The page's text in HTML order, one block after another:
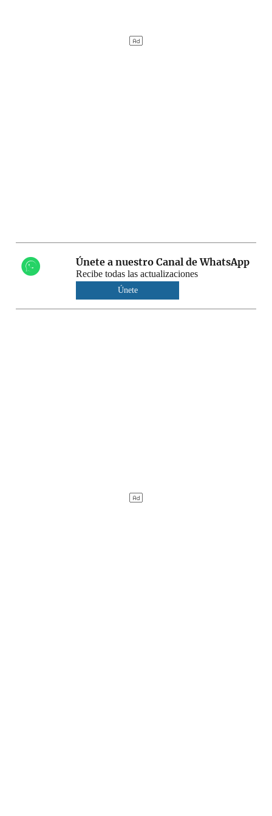
Únete a nuestro Canal de WhatsApp
Recibe todas las actualizaciones
Únete